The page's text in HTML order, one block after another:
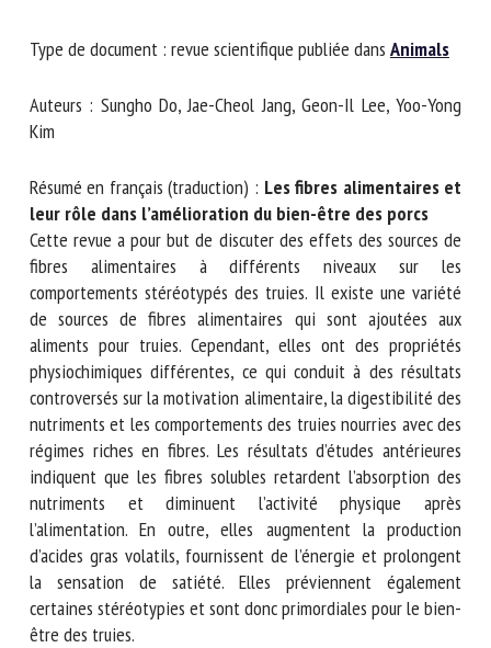
Type de document : revue scientifique publiée dans
Auteurs : Sungho Do, Jae-Cheol Jang, Geon-Il Lee, Yoo-Yong
Résumé en français (traduction) :Les fibres alimentaires
et leur rôle dans l’amélioration du bien-être des
porcs
Cette revue a pour but de discuter des effets des sources
de fibres alimentaires à différents niveaux sur les
comportements stéréotypés des truies. Il existe une variété
de sources de fibres alimentaires qui sont ajoutées aux
aliments pour truies. Cependant, elles ont des propriétés
physiochimiques différentes, ce qui conduit à des résultats
controversés sur la motivation alimentaire, la digestibilité
des nutriments et les comportements des truies nourries
avec des régimes riches en fibres. Les résultats d’études
antérieures indiquent que les fibres solubles retardent
l’absorption des nutriments et diminuent l’activité physique
après l’alimentation. En outre, elles augmentent la
production d’acides gras volatils, fournissent de l’énergie et
prolongent la sensation de satiété. Elles préviennent
notre newsletter :
Prénom *
Organisme *
E-mail *
En soumettant ce formulaire, j'accepte que les
informations saisies soient utilisées dans le cadre de la
relation avec le CNR BEA. *
Les champs suivis de * sont obligatoires